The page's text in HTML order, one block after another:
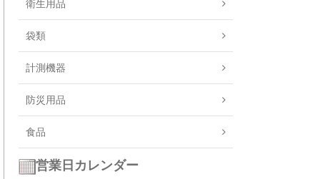
衛生用品
袋類
計測機器
防災用品
食品
営業日カレンダー